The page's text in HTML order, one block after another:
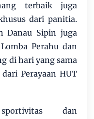
terbaik juga
dari panitia.
Danau Sipin juga
Perahu dan
di hari yang sama
Perayaan HUT
dan